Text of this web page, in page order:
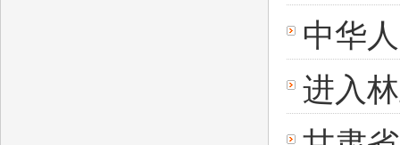
中华
进入